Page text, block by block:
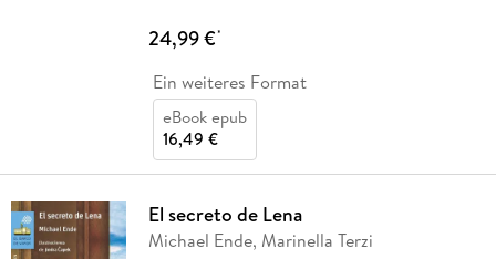
24,99 €*
Ein weiteres Format
eBook epub
16,49 €
El secreto de Lena
Michael Ende, Marinella Terzi